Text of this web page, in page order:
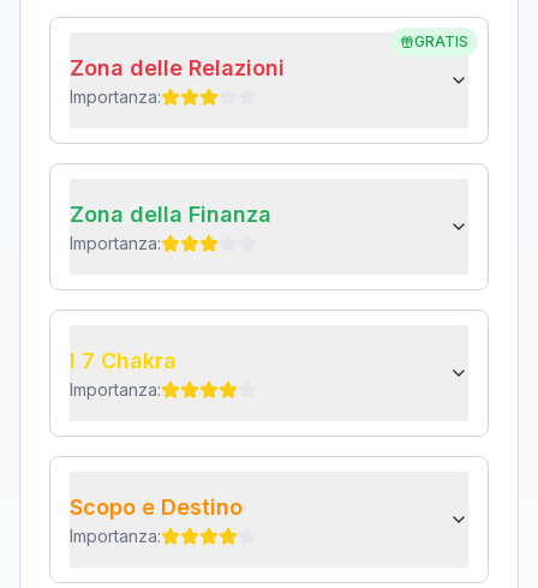
GRATIS
Zona delle Relazioni
Importanza:
Zona della Finanza
Importanza:
I 7 Chakra
Importanza:
Scopo e Destino
Importanza: